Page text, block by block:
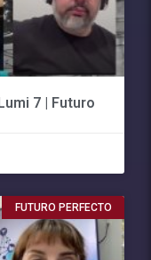
7 | Futuro
FUTURO PERFECTO